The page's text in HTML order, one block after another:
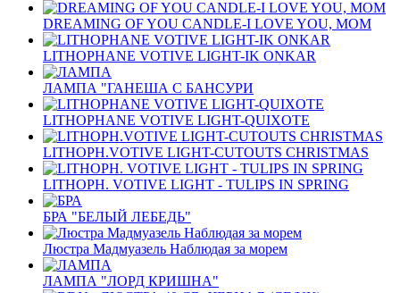
DREAMING OF YOU CANDLE-I LOVE YOU, MOM
LITHOPHANE VOTIVE LIGHT-IK ONKAR
ЛАМПА "ГАНЕША С БАНСУРИ
LITHOPHANE VOTIVE LIGHT-QUIXOTE
LITHOPH.VOTIVE LIGHT-CUTOUTS CHRISTMAS
LITHOPH. VOTIVE LIGHT - TULIPS IN SPRING
БРА "БЕЛЫЙ ЛЕБЕДЬ"
Люстра Мадмуазель Наблюдая за морем
ЛАМПА "ЛОРД КРИШНА"